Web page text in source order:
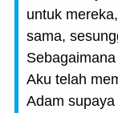
untuk
sama,
Aku telah
Adam